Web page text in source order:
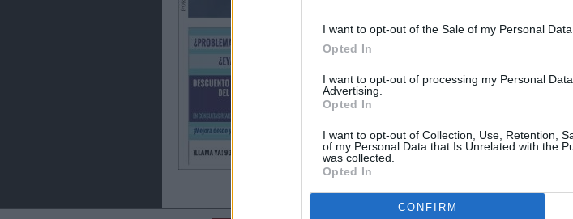
I want to opt-out of the Sale of my Personal Data.
Opted In
I want to opt-out of processing my Personal
Advertising.
Opted In
I want to opt-out of Collection, Use, Retention,
of my Personal Data that Is Unrelated with the
was collected.
Opted In
CONFIRM